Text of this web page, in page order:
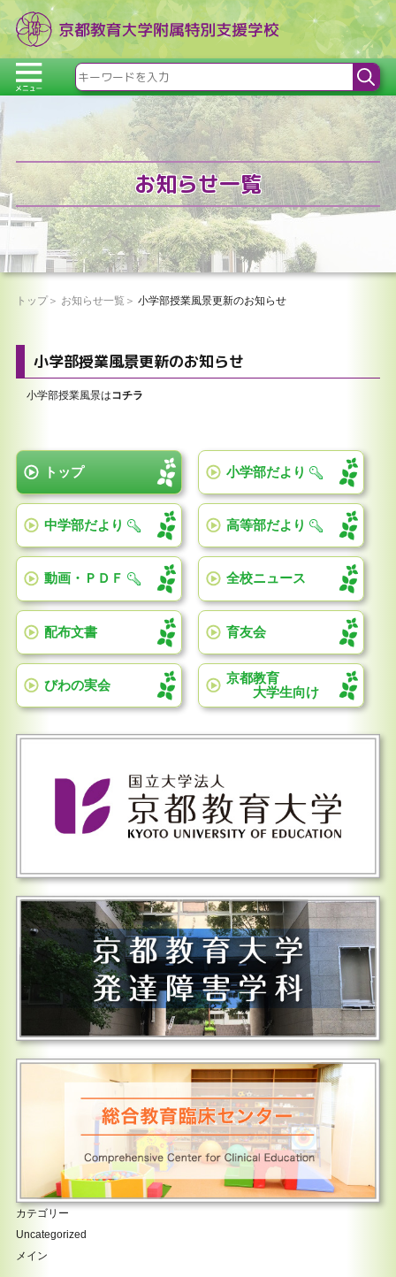
お知らせ一覧
トップ お知らせ一覧 小学部授業風景更新のお知らせ
小学部授業風景更新のお知らせ
小学部授業風景はコチラ
トップ 小学部だより
中学部だより 高等部だより
動画・ＰＤＦ 全校ニュース
配布文書 育友会
びわの実会
京都教育
大学生向け
カテゴリー
Uncategorized
メイン